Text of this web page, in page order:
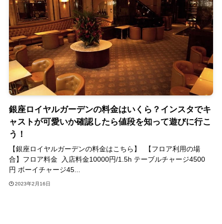
銀座ロイヤルガーデンの料金はいくら？インスタでキ
ャストが可愛いか確認したら値段を知って遊びに行こ
う！
【銀座ロイヤルガーデンの料金はこちら】 【フロア利用の場
合】フロア料金 入店料金10000円/1.5h テーブルチャージ4500
円 ボーイチャージ45...
2023年2月16日